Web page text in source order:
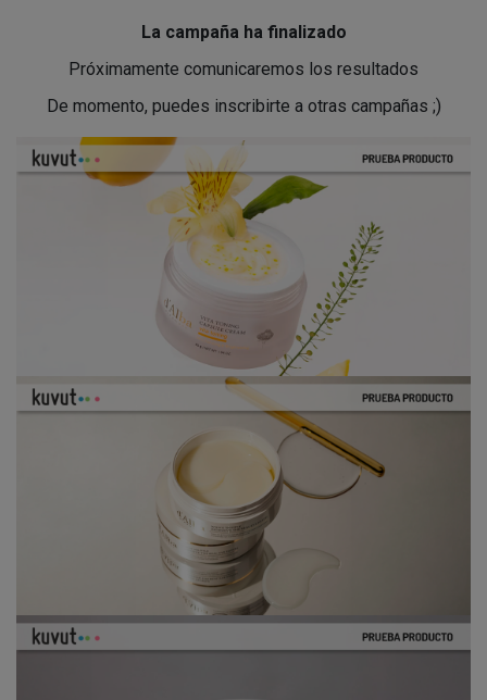
La campaña ha finalizado
Próximamente comunicaremos los resultados
De momento, puedes inscribirte a otras campañas ;)